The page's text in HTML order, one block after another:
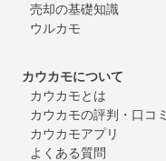
売却の基礎知識
ウルカモ
カウカモについて
カウカモとは
カウカモの評判・口コミ
カウカモアプリ
よくある質問